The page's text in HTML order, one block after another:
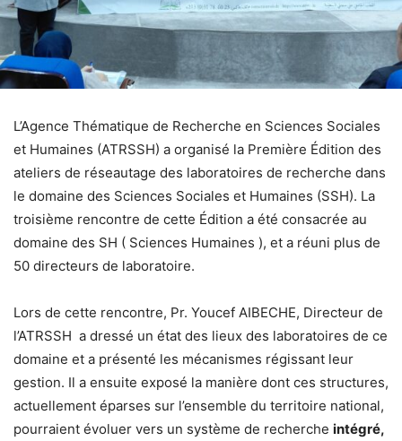
L’Agence Thématique de Recherche en Sciences Sociales
et Humaines (ATRSSH) a organisé la Première Édition des
ateliers de réseautage des laboratoires de recherche dans
le domaine des Sciences Sociales et Humaines (SSH). La
troisième rencontre de cette Édition a été consacrée au
domaine des SH ( Sciences Humaines ), et a réuni plus de
50 directeurs de laboratoire.
Lors de cette rencontre, Pr. Youcef AIBECHE, Directeur de
l’ATRSSH a dressé un état des lieux des laboratoires de ce
domaine et a présenté les mécanismes régissant leur
gestion. Il a ensuite exposé la manière dont ces structures,
actuellement éparses sur l’ensemble du territoire national,
pourraient évoluer vers un système de recherche intégré,